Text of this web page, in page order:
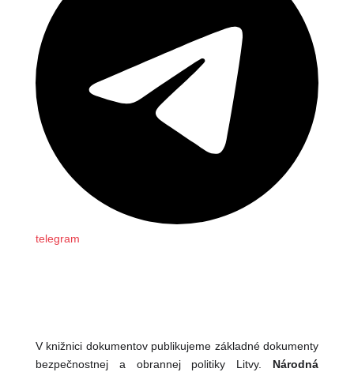
telegram
V knižnici dokumentov publikujeme základné dokumenty
bezpečnostnej a obrannej politiky Litvy. Národná